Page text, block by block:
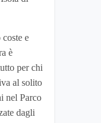
coste e
è
per chi
al solito
nel Parco
dagli